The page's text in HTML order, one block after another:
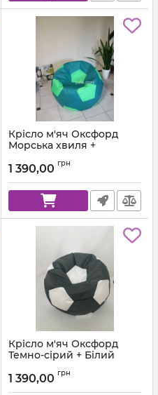
Крісло м'яч Оксфорд
Морська хвиля +
Артикул: ball-ox-257-334-80
1 390,00 грн
Крісло м'яч Оксфорд
Темно-сірий + Білий
1 390,00 грн